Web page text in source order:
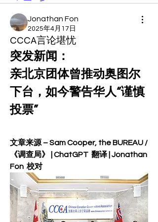
Jonathan Fon
2025年4月17日
CCCA言论堪忧
突发新闻：
亲北京团体曾推动奥图尔
下台，如今警告华人“谨慎
投票”
文章来源 – Sam Cooper, the BUREAU /
《调查局》 | ChatGPT  翻译 | Jonathan
Fon  校对